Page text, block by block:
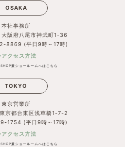
OSAKA
本社事務所
阪府八尾市神武町1-36
8869 (平日9時～17時)
アクセス方法
兼ショールームへはこちら
TOKYO
東京営業所
京都台東区浅草橋1-7-2
1754 (平日9時～17時)
アクセス方法
兼ショールームへはこちら